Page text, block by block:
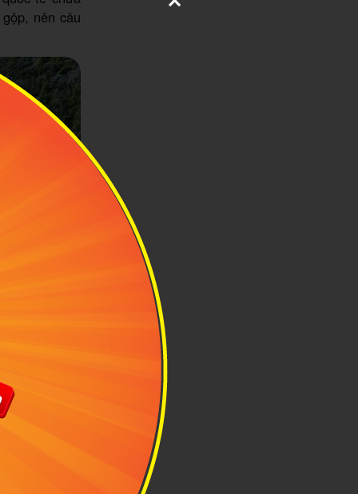
nên câu
vùng. Ảnh
Giang thì